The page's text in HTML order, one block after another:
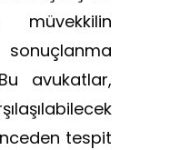
müvekkilin
Bu avukatlar,
tespit